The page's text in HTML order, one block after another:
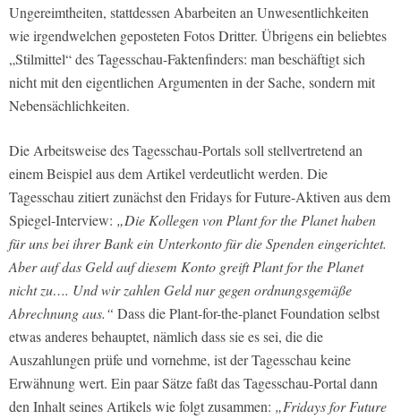
Ungereimtheiten, stattdessen Abarbeiten an Unwesentlichkeiten
wie irgendwelchen geposteten Fotos Dritter. Übrigens ein beliebtes
„Stilmittel“ des Tagesschau-Faktenfinders: man beschäftigt sich
nicht mit den eigentlichen Argumenten in der Sache, sondern mit
Nebensächlichkeiten.
Die Arbeitsweise des Tagesschau-Portals soll stellvertretend an
einem Beispiel aus dem Artikel verdeutlicht werden. Die
Tagesschau zitiert zunächst den Fridays for Future-Aktiven aus dem
Spiegel-Interview: „Die Kollegen von Plant for the Planet haben
für uns bei ihrer Bank ein Unterkonto für die Spenden eingerichtet.
Aber auf das Geld auf diesem Konto greift Plant for the Planet
nicht zu…. Und wir zahlen Geld nur gegen ordnungsgemäße
Abrechnung aus.“ Dass die Plant-for-the-planet Foundation selbst
etwas anderes behauptet, nämlich dass sie es sei, die die
Auszahlungen prüfe und vornehme, ist der Tagesschau keine
Erwähnung wert. Ein paar Sätze faßt das Tagesschau-Portal dann
den Inhalt seines Artikels wie folgt zusammen: „Fridays for Future